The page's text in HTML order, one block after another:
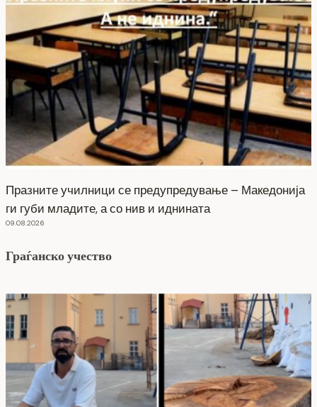
Празните училници се предупредување – Македонија
ги губи младите, а со нив и иднината
09.08.2026
Граѓанско учество